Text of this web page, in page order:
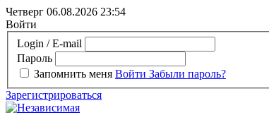
Четверг 06.08.2026 23:54
Войти
Login / E-mail
Пароль
Запомнить меня Войти Забыли пароль?
Зарегистрироваться